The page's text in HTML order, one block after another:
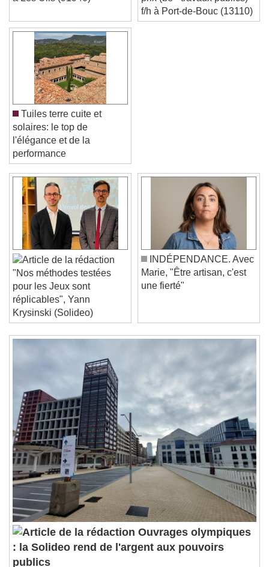
Video Player is loading.
Play Video
Play
Skip Backward
Skip Forward
Unmute
Current Time0:00
/
Duration-:-
Loaded:0%
Stream Type
Seek to live, currently behind liveLIVE
Remaining Time-0:00
Playback Rate
Chapters
Chapters
Descriptions
descriptions off, selected
Subtitles
subtitles settings, opens subtitles
settings dialog
subtitles off
Audio Track
Picture-in-Picture
Fullscreen
This is a modal window.
Beginning of dialog window. Escape will cancel
prix (be - travaux publics)
f/h à Port-de-Bouc (13110)
Tuiles terre cuite et
solaires: le top de
l'élégance et de la
performance
"Nos méthodes testées
pour les Jeux sont
réplicables", Yann
Krysinski (Solideo)
INDÉPENDANCE. Avec
Marie, "Être artisan, c'est
Ouvrages olympiques
: la Solideo rend de l'argent aux pouvoirs